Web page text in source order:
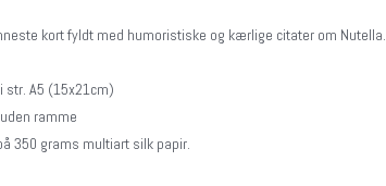
kort fyldt med humoristiske og kærlige citater om Nutella.
A5 (15x21cm)
ramme
350 grams multiart silk papir.